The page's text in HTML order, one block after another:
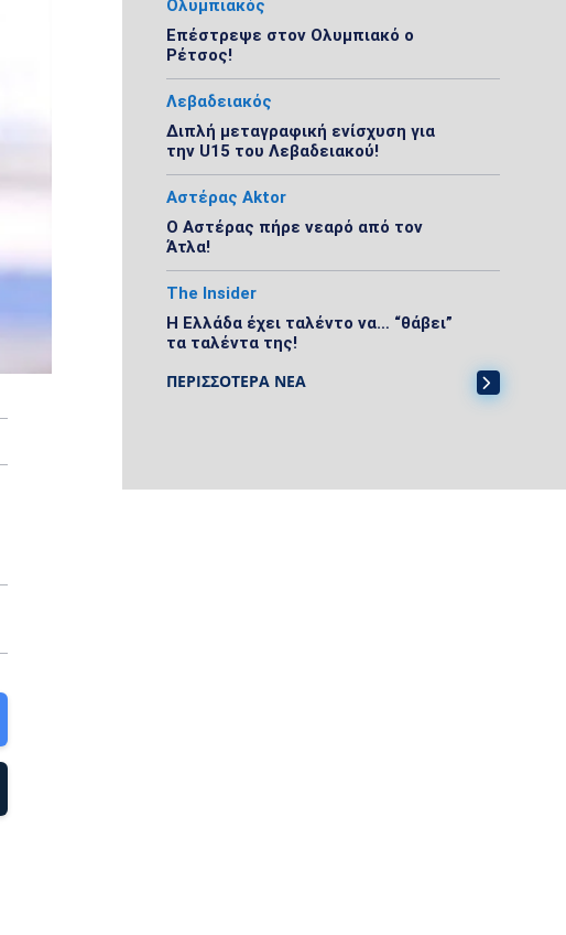
Ολυμπιακός
Επέστρεψε στον Ολυμπιακό ο
Ρέτσος!
Λεβαδειακός
Διπλή μεταγραφική ενίσχυση για
την U15 του Λεβαδειακού!
Αστέρας Aktor
Ο Αστέρας πήρε νεαρό από τον
Άτλα!
The Insider
Η Ελλάδα έχει ταλέντο να… “θάβει”
τα ταλέντα της!
ΠΕΡΙΣΣΟΤΕΡΑ ΝΕΑ